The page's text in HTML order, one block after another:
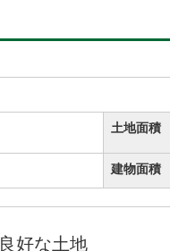
土地面積
建物面積
好な土地